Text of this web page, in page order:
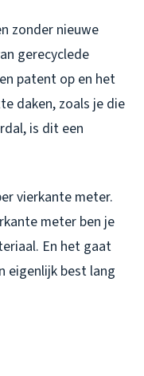
zonder nieuwe
gerecyclede
patent op en het
daken, zoals je die
is dit een
vierkante meter.
meter ben je
En het gaat
eigenlijk best lang